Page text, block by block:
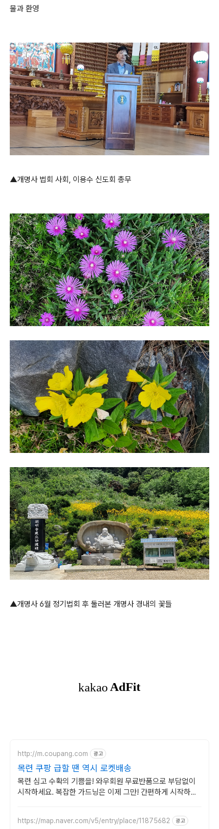
물과 환영
▲개명사 법회 사회, 이용수 신도회 총무
▲개명사 6월 정기법회 후 둘러본 개명사 경내의 꽃들
http://m.coupang.com 광고
목련 쿠팡 급할 땐 역시 로켓배송
목련 심고 수확의 기쁨을! 와우회원 무료반품으로 부담없이
시작하세요. 복잡한 가드닝은 이제 그만! 간편하게 시작하고
https://map.naver.com/v5/entry/place/11875682 광고